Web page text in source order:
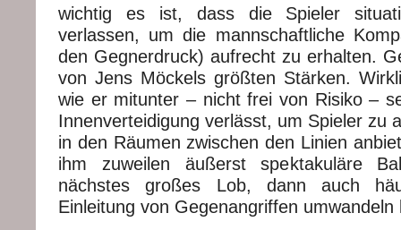
wichtig es ist, dass die Spieler
verlassen, um die mannschaftliche
den Gegnerdruck) aufrecht zu erhalten.
von Jens Möckels größten Stärken.
wie er mitunter – nicht frei von Risiko –
Innenverteidigung verlässt, um Spieler zu
in den Räumen zwischen den Linien
ihm zuweilen äußerst spektakuläre
nächstes großes Lob, dann auch
Einleitung von Gegenangriffen umwandeln